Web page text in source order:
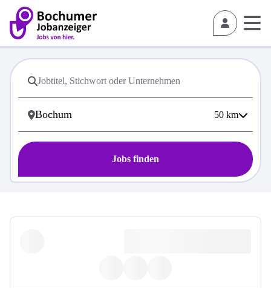
50 km
Jobs finden